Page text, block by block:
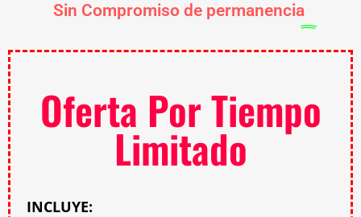
Sin Compromiso de permanencia
Oferta Por Tiempo
Limitado
INCLUYE: